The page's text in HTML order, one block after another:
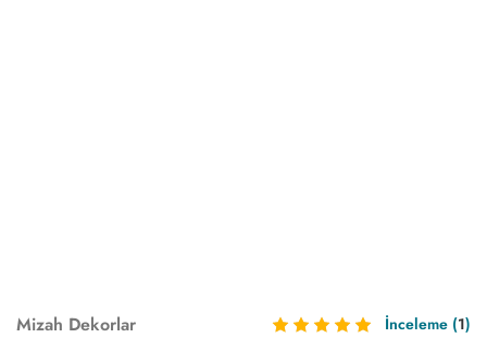
Mizah Dekorlar İnceleme (1)